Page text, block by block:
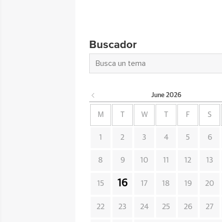
Buscador
June 2026
M W F S
1 2 3 4 5 6
8 9 10 11 12 13
15 16 17 18 19 20
22 23 24 25 26 27